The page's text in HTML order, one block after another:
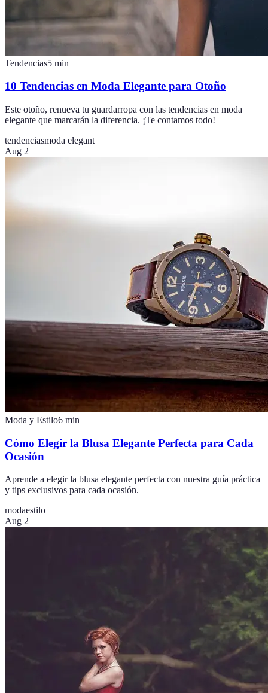
Tendencias5 min
10 Tendencias en Moda Elegante para Otoño
Este otoño, renueva tu guardarropa con las tendencias en moda
elegante que marcarán la diferencia. ¡Te contamos todo!
tendenciasmoda elegant
Aug 2
Moda y Estilo6 min
Cómo Elegir la Blusa Elegante Perfecta para Cada
Ocasión
Aprende a elegir la blusa elegante perfecta con nuestra guía práctica
y tips exclusivos para cada ocasión.
modaestilo
Aug 2